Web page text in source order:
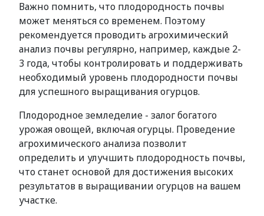
Важно помнить, что плодородность почвы
может меняться со временем. Поэтому
рекомендуется проводить агрохимический
анализ почвы регулярно, например, каждые 2-
3 года, чтобы контролировать и поддерживать
необходимый уровень плодородности почвы
для успешного выращивания огурцов.
Плодородное земледелие - залог богатого
урожая овощей, включая огурцы. Проведение
агрохимического анализа позволит
определить и улучшить плодородность почвы,
что станет основой для достижения высоких
результатов в выращивании огурцов на вашем
участке.